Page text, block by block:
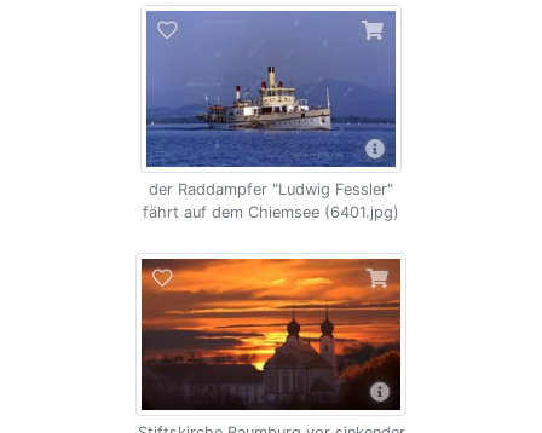
der Raddampfer "Ludwig Fessler"
fährt auf dem Chiemsee (6401.jpg)